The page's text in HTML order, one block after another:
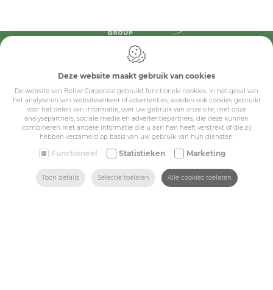
IDcreation 2024
Cookie policy
Privacy policy
Algemene voorwaarden
Belize Corporate
BE 0432.044.235
Sitemap
Corporate
Deze website maakt gebruik van cookies
De website van Belize Corporate gebruikt functionele cookies. In het geval van
het analyseren van websiteverkeer of advertenties, worden ook cookies gebruikt
voor het delen van informatie, over uw gebruik van onze site, met onze
analysepartners, sociale media en advertentiepartners, die deze kunnen
combineren met andere informatie die u aan hen heeft verstrekt of die zij
hebben verzameld op basis van uw gebruik van hun diensten.
Functioneel Statistieken Marketing
Toon details Selectie toelaten Alle cookies toelaten
ZOEKEN HOME MAIL ONS VIND ONS BEL ONS